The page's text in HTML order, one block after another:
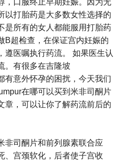
，口服终止早期妊娠。因为无
以打胎药是大多数女性选择的
是所有的女人都能服用打胎药
B超检查，在保证宫内妊娠的
遵医嘱执行药流。 如果医生认
。有很多在吉隆坡
有意外怀孕的困扰，今天我们
在哪可以买到米非司酮片
章，可以让你了解药流前后的
非司酮片和前列腺素联合应
、宫颈软化，后者使子宫收